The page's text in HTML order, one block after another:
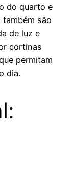
do quarto e
são
de luz e
cortinas
permitam
dia.